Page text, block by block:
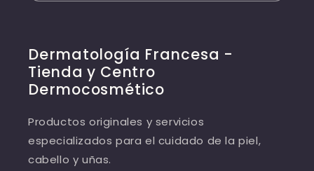
Dermatología Francesa -
Tienda y Centro
Dermocosmético
Productos originales y servicios
especializados para el cuidado de la piel,
cabello y uñas.